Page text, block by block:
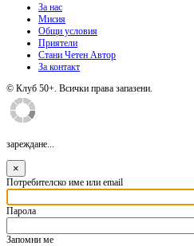
За нас
Мисия
Общи условия
Приятели
Стани Четен Автор
За контакт
© Клуб 50+. Всички права запазени.
зареждане...
×
Потребителско име или email
Парола
Запомни ме